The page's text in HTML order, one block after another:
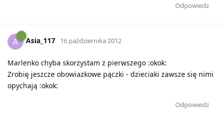
Odpowiedz
A Asia_117 16 października 2012
Marlenko chyba skorzystam z pierwszego :okok:
Zrobię jeszcze obowiazkowe pączki - dzieciaki zawsze się nimi
opychają :okok:
Odpowiedz